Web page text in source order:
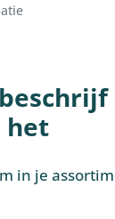
het
in je